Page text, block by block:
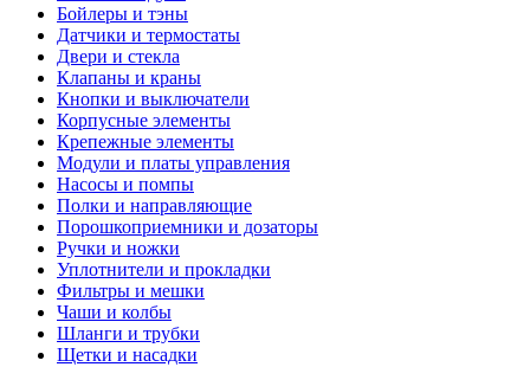
Бойлеры и тэны
Датчики и термостаты
Двери и стекла
Клапаны и краны
Кнопки и выключатели
Корпусные элементы
Крепежные элементы
Модули и платы управления
Насосы и помпы
Полки и направляющие
Порошкоприемники и дозаторы
Ручки и ножки
Уплотнители и прокладки
Фильтры и мешки
Чаши и колбы
Шланги и трубки
Щетки и насадки